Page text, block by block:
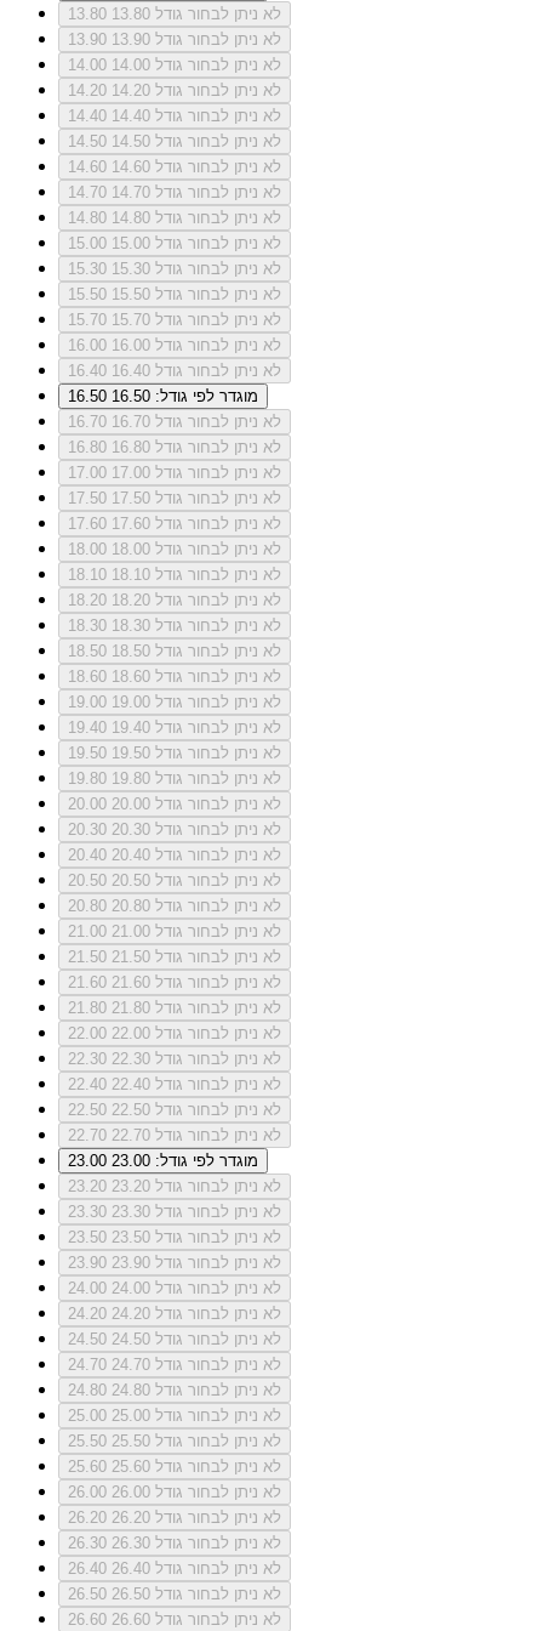
13.80
לא ניתן לבחור גודל 13.80
13.90
לא ניתן לבחור גודל 13.90
14.00
לא ניתן לבחור גודל 14.00
14.20
לא ניתן לבחור גודל 14.20
14.40
לא ניתן לבחור גודל 14.40
14.50
לא ניתן לבחור גודל 14.50
14.60
לא ניתן לבחור גודל 14.60
14.70
לא ניתן לבחור גודל 14.70
14.80
לא ניתן לבחור גודל 14.80
15.00
לא ניתן לבחור גודל 15.00
15.30
לא ניתן לבחור גודל 15.30
15.50
לא ניתן לבחור גודל 15.50
15.70
לא ניתן לבחור גודל 15.70
16.00
לא ניתן לבחור גודל 16.00
16.40
לא ניתן לבחור גודל 16.40
16.50
מוגדר לפי גודל: 16.50
16.70
לא ניתן לבחור גודל 16.70
16.80
לא ניתן לבחור גודל 16.80
17.00
לא ניתן לבחור גודל 17.00
17.50
לא ניתן לבחור גודל 17.50
17.60
לא ניתן לבחור גודל 17.60
18.00
לא ניתן לבחור גודל 18.00
18.10
לא ניתן לבחור גודל 18.10
18.20
לא ניתן לבחור גודל 18.20
18.30
לא ניתן לבחור גודל 18.30
18.50
לא ניתן לבחור גודל 18.50
18.60
לא ניתן לבחור גודל 18.60
19.00
לא ניתן לבחור גודל 19.00
19.40
לא ניתן לבחור גודל 19.40
19.50
לא ניתן לבחור גודל 19.50
19.80
לא ניתן לבחור גודל 19.80
20.00
לא ניתן לבחור גודל 20.00
20.30
לא ניתן לבחור גודל 20.30
20.40
לא ניתן לבחור גודל 20.40
20.50
לא ניתן לבחור גודל 20.50
20.80
לא ניתן לבחור גודל 20.80
21.00
לא ניתן לבחור גודל 21.00
21.50
לא ניתן לבחור גודל 21.50
21.60
לא ניתן לבחור גודל 21.60
21.80
לא ניתן לבחור גודל 21.80
22.00
לא ניתן לבחור גודל 22.00
22.30
לא ניתן לבחור גודל 22.30
22.40
לא ניתן לבחור גודל 22.40
22.50
לא ניתן לבחור גודל 22.50
22.70
לא ניתן לבחור גודל 22.70
23.00
מוגדר לפי גודל: 23.00
23.20
לא ניתן לבחור גודל 23.20
23.30
לא ניתן לבחור גודל 23.30
23.50
לא ניתן לבחור גודל 23.50
23.90
לא ניתן לבחור גודל 23.90
24.00
לא ניתן לבחור גודל 24.00
24.20
לא ניתן לבחור גודל 24.20
24.50
לא ניתן לבחור גודל 24.50
24.70
לא ניתן לבחור גודל 24.70
24.80
לא ניתן לבחור גודל 24.80
25.00
לא ניתן לבחור גודל 25.00
25.50
לא ניתן לבחור גודל 25.50
25.60
לא ניתן לבחור גודל 25.60
26.00
לא ניתן לבחור גודל 26.00
26.20
לא ניתן לבחור גודל 26.20
26.30
לא ניתן לבחור גודל 26.30
26.40
לא ניתן לבחור גודל 26.40
26.50
לא ניתן לבחור גודל 26.50
26.60
לא ניתן לבחור גודל 26.60